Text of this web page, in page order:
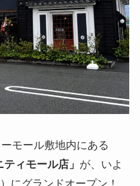
モール敷地内にある
ィモール店」 が、いよ
にグランドオープン！